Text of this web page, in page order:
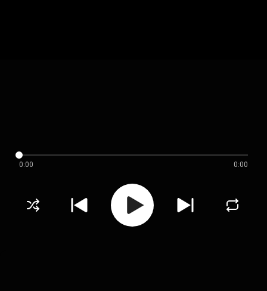
0:00 0:00